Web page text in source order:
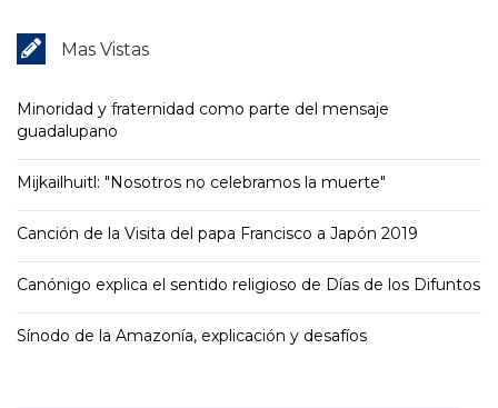
Mas Vistas
Minoridad y fraternidad como parte del mensaje
guadalupano
Mijkailhuitl: "Nosotros no celebramos la muerte"
Canción de la Visita del papa Francisco a Japón 2019
Canónigo explica el sentido religioso de Días de los Difuntos
Sínodo de la Amazonía, explicación y desafíos